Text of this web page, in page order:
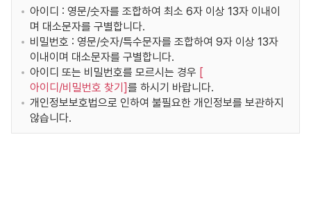
아이디 : 영문/숫자를 조합하여 최소 6자 이상 13자 이내이
며 대소문자를 구별합니다.
비밀번호 : 영문/숫자/특수문자를 조합하여 9자 이상 13자
이내이며 대소문자를 구별합니다.
아이디 또는 비밀번호를 모르시는 경우 [
아이디/비밀번호 찾기 ]를 하시기 바랍니다.
개인정보보호법으로 인하여 불필요한 개인정보를 보관하지
않습니다.